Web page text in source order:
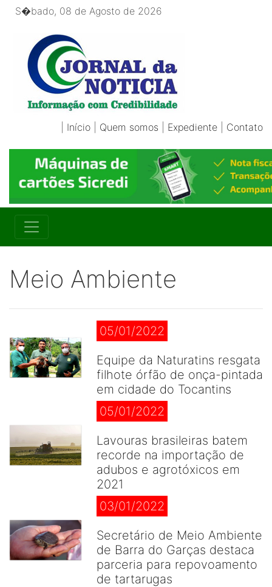
S�bado, 08 de Agosto de 2026
Início Quem somos Expediente Contato
Meio Ambiente
05/01/2022
Equipe da Naturatins resgata
filhote órfão de onça-pintada
em cidade do Tocantins
05/01/2022
Lavouras brasileiras batem
recorde na importação de
adubos e agrotóxicos em
2021
03/01/2022
Secretário de Meio Ambiente
de Barra do Garças destaca
parceria para repovoamento
de tartarugas